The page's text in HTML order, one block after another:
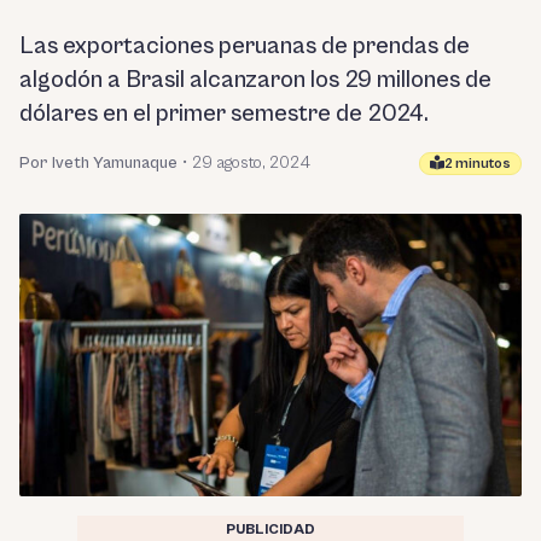
Las exportaciones peruanas de prendas de
algodón a Brasil alcanzaron los 29 millones de
dólares en el primer semestre de 2024.
Por Iveth Yamunaque • 29 agosto, 2024 2 minutos
PUBLICIDAD